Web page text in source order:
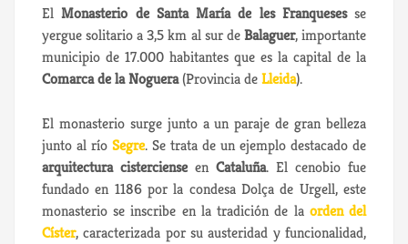
ElMonasterio de Santa María de les Franquesesse
yergue solitario a 3,5 km al sur deBalaguer, importante
municipio de 17.000 habitantes que es la capital de la
Comarca de la Noguera(Provincia deLleida).
El monasterio surge junto a un paraje de gran belleza
junto al río Segre. Se trata de un ejemplo destacado de
arquitectura cisterciense en Cataluña. El cenobio fue
fundado en 1186 por la condesa Dolça de Urgell, este
monasterio se inscribe en la tradición de la orden del
Císter, caracterizada por su austeridad y funcionalidad,